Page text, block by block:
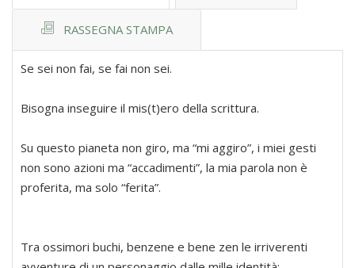
RASSEGNA STAMPA
Se sei non fai, se fai non sei.
Bisogna inseguire il mis(t)ero della scrittura.
Su questo pianeta non giro, ma “mi aggiro”, i miei gesti
non sono azioni ma “accadimenti”, la mia parola non è
proferita, ma solo “ferita”.
Tra ossimori buchi, benzene e bene zen le irriverenti